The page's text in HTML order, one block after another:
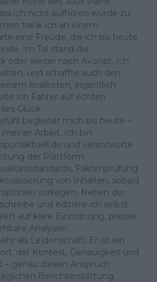
ich nicht aufhören würde zu
trank ich an einem
eine Freude, die ich bis heute
Im Tal stand die
oder weiter nach Avoriaz. Ich
und schaffte auch den
knallroten, eigentlich
ich Fahrer auf echten
Glück.
begleitet mich bis heute –
Arbeit. Ich bin
und verantworte
der Plattform:
Faktenprüfung
von Inhalten, sobald
vorliegen. Neben der
und editiere ich selbst
auf klare Einordnung, präzise
Analysen.
als Leidenschaft. Er ist ein
der Kontext, Genauigkeit und
genau diesen Anspruch
Berichterstattung.